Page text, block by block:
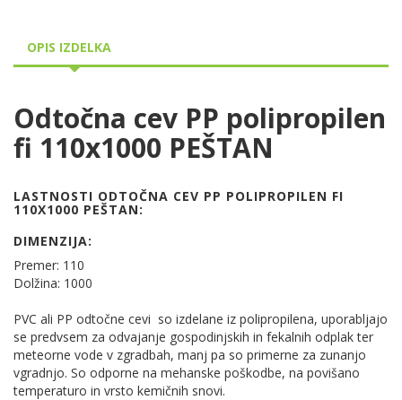
OPIS IZDELKA
Odtočna cev PP polipropilen
fi 110x1000 PEŠTAN
LASTNOSTI ODTOČNA CEV PP POLIPROPILEN FI
110X1000 PEŠTAN:
DIMENZIJA:
Premer: 110
Dolžina: 1000
PVC ali PP odtočne cevi so izdelane iz polipropilena, uporabljajo
se predvsem za odvajanje gospodinjskih in fekalnih odplak ter
meteorne vode v zgradbah, manj pa so primerne za zunanjo
vgradnjo. So odporne na mehanske poškodbe, na povišano
temperaturo in vrsto kemičnih snovi.